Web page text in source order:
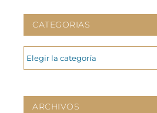
CATEGORIAS
CATEGORIAS
ARCHIVOS